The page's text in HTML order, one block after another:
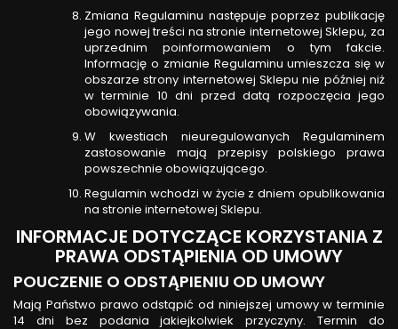
Zmiana Regulaminu następuje poprzez publikację
jego nowej treści na stronie internetowej Sklepu, za
uprzednim poinformowaniem o tym fakcie.
Informację o zmianie Regulaminu umieszcza się w
obszarze strony internetowej Sklepu nie później niż
w terminie 10 dni przed datą rozpoczęcia jego
obowiązywania.
W kwestiach nieuregulowanych Regulaminem
zastosowanie mają przepisy polskiego prawa
powszechnie obowiązującego.
Regulamin wchodzi w życie z dniem opublikowania
na stronie internetowej Sklepu.
INFORMACJE DOTYCZĄCE KORZYSTANIA Z
PRAWA ODSTĄPIENIA OD UMOWY
POUCZENIE O ODSTĄPIENIU OD UMOWY
Mają Państwo prawo odstąpić od niniejszej umowy w terminie
14 dni bez podania jakiejkolwiek przyczyny. Termin do